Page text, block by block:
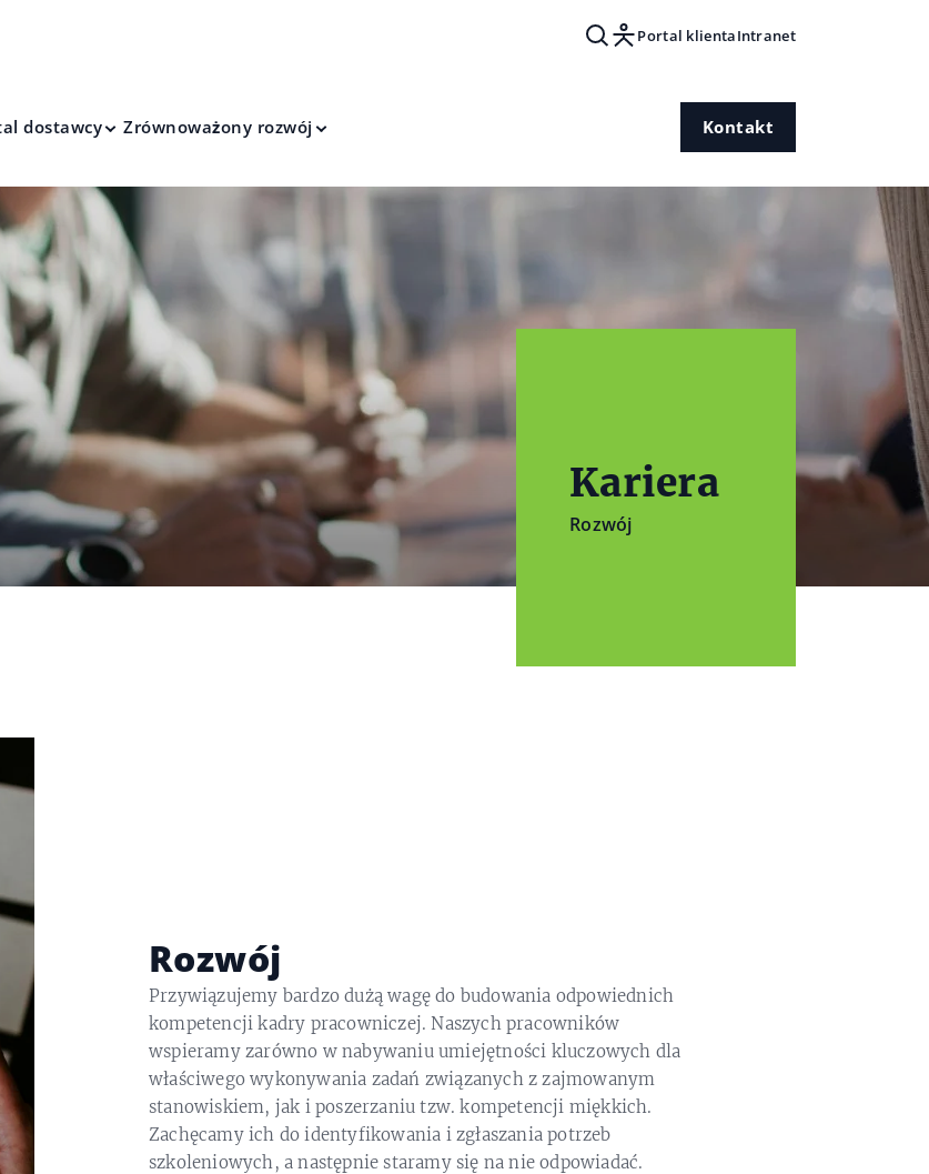
Portal klientaIntranet
dostawcy Zrównoważony rozwój Kontakt
Kariera
Rozwój
Rozwój
Przywiązujemy bardzo dużą wagę do budowania odpowiednich
kompetencji kadry pracowniczej. Naszych pracowników
wspieramy zarówno w nabywaniu umiejętności kluczowych dla
właściwego wykonywania zadań związanych z zajmowanym
stanowiskiem, jak i poszerzaniu tzw. kompetencji miękkich.
Zachęcamy ich do identyfikowania i zgłaszania potrzeb
szkoleniowych, a następnie staramy się na nie odpowiadać.